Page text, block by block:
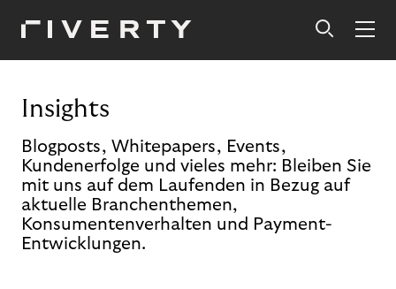
Insights
Blogposts, Whitepapers, Events,
Kundenerfolge und vieles mehr: Bleiben Sie
mit uns auf dem Laufenden in Bezug auf
aktuelle Branchenthemen,
Konsumentenverhalten und Payment-
Entwicklungen.